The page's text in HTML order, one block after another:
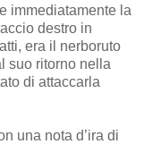
immediatamente la
destro in
era il nerboruto
suo ritorno nella
di attaccarla
una nota d’ira di